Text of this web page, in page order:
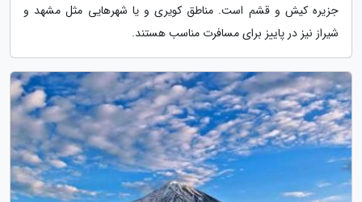
جزیره کیش و قشم است. مناطق کویری و یا شهرهایی مثل مشهد و
شیراز نیز در پاییز برای مسافرت مناسب هستند.